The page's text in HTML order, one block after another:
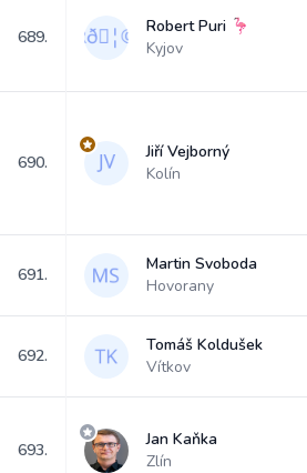
689.
Robert Puri 🦩
Kyjov
690.
Jiří Vejborný
Kolín
691.
Martin Svoboda
Hovorany
692.
Tomáš Koldušek
Vítkov
693.
Jan Kaňka
Zlín